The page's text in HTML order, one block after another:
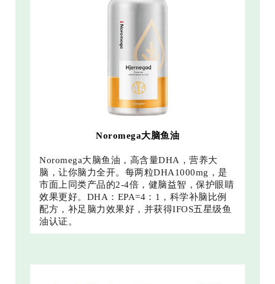
Noromega大脑鱼油
Noromega大脑鱼油，高含量DHA，营养大
脑，让你脑力全开。每两粒DHA1000mg，是
市面上同类产品的2-4倍，健脑益智，保护眼睛
效果更好。DHA：EPA=4：1，科学补脑比例
配方，补足脑力效果好，并获得IFOS五星级鱼
油认证。